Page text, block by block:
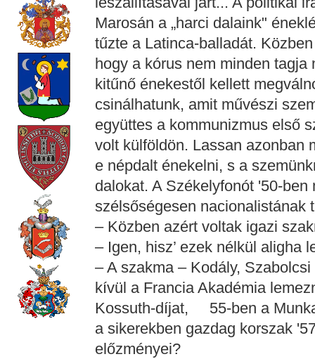
Marosán a „harci dalaink"
tűzte a Latinca-balladát.
hogy a kórus nem minden
kitűnő énekestől kellett
csinálhatunk, amit művészi
együttes a kommunizmus első
volt külföldön. Lassan azonban
e népdalt énekelni, s a
dalokat. A Székelyfonót '50-
szélsőségesen nacionalistának
– Közben azért voltak igazi
– Igen, hisz’ ezek nélkül aligha
– A szakma – Kodály,
kívül a Francia Akadémia
Kossuth-díjat, 55-ben a
a sikerekben gazdag korszak
előzményei?